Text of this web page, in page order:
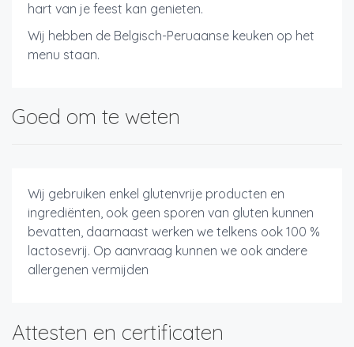
hart van je feest kan genieten.
Wij hebben de Belgisch-Peruaanse keuken op het
menu staan.
Goed om te weten
Wij gebruiken enkel glutenvrije producten en
ingrediënten, ook geen sporen van gluten kunnen
bevatten, daarnaast werken we telkens ook 100 %
lactosevrij. Op aanvraag kunnen we ook andere
allergenen vermijden
Attesten en certificaten